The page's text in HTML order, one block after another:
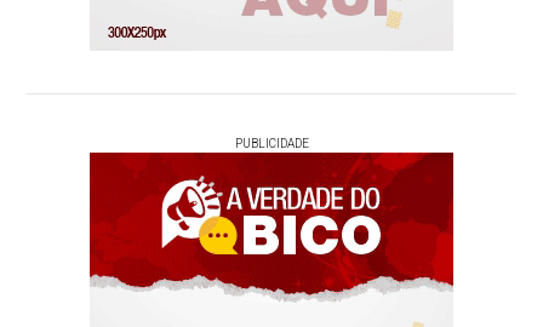
PUBLICIDADE